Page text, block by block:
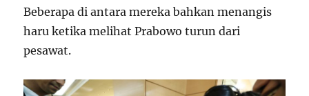
Beberapa di antara mereka bahkan menangis
haru ketika melihat Prabowo turun dari
pesawat.